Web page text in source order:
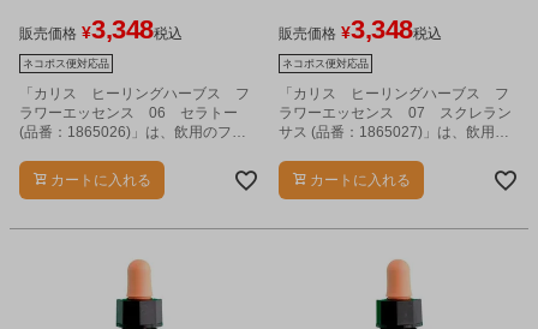
販売価格 ¥3,348税込
ネコポス便対応品
「カリス ヒーリングハーブス フ
ラワーエッセンス 06 セラトー
(品番：1865026)」は、飲用のフラ
カートに入れる
販売価格 ¥3,348税込
ネコポス便対応品
「カリス ヒーリングハーブス フ
ラワーエッセンス 07 スクレラン
サス (品番：1865027)」は、飲用の
カートに入れる